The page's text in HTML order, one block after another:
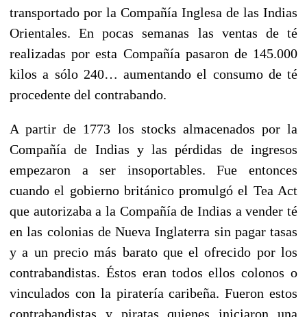
transportado por la Compañía Inglesa de las Indias
Orientales. En pocas semanas las ventas de té
realizadas por esta Compañía pasaron de 145.000
kilos a sólo 240… aumentando el consumo de té
procedente del contrabando.
A partir de 1773 los stocks almacenados por la
Compañía de Indias y las pérdidas de ingresos
empezaron a ser insoportables. Fue entonces
cuando el gobierno británico promulgó el Tea Act
que autorizaba a la Compañía de Indias a vender té
en las colonias de Nueva Inglaterra sin pagar tasas
y a un precio más barato que el ofrecido por los
contrabandistas. Éstos eran todos ellos colonos o
vinculados con la piratería caribeña. Fueron estos
contrabandistas y piratas quienes iniciaron una